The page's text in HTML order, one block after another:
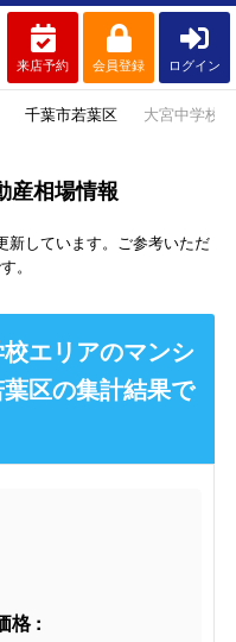
来店予約 会員登録 ログイン
千葉市若葉区 大宮中学校
新しています。ご参考いただ
。
エリアのマンシ
区の集計結果で
格 :